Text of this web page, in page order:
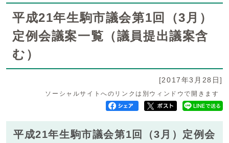
平成21年生駒市議会第1回（3月）
定例会議案一覧（議員提出議案含
む）
[2017年3月28日]
ソーシャルサイトへのリンクは別ウィンドウで開きます
平成21年生駒市議会第1回（3月）定例会